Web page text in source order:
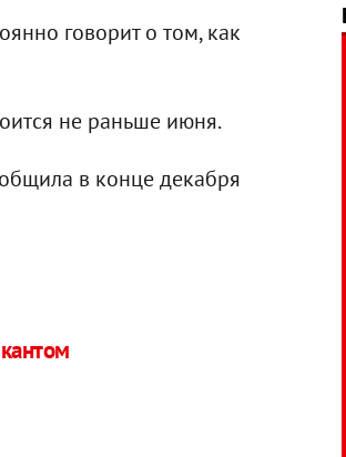
говорит о том, как
не раньше июня.
в конце декабря